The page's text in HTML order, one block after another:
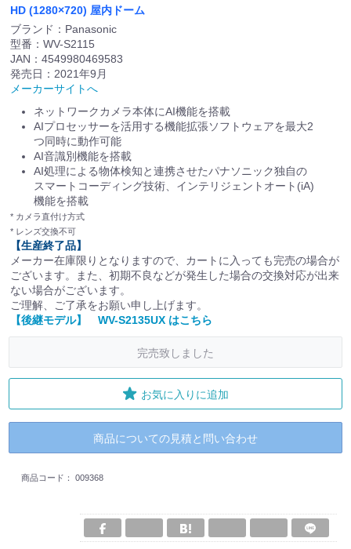
HD (1280×720) 屋内ドーム
ブランド：Panasonic
型番：WV-S2115
JAN：4549980469583
発売日：2021年9月
メーカーサイトへ
ネットワークカメラ本体にAI機能を搭載
AIプロセッサーを活用する機能拡張ソフトウェアを最大2
つ同時に動作可能
AI音識別機能を搭載
AI処理による物体検知と連携させたパナソニック独自の
スマートコーディング技術、インテリジェントオート(iA)
機能を搭載
* カメラ直付け方式
* レンズ交換不可
【生産終了品】
メーカー在庫限りとなりますので、カートに入っても完売の場合が
ございます。また、初期不良などが発生した場合の交換対応が出来
ない場合がございます。
ご理解、ご了承をお願い申し上げます。
【後継モデル】 WV-S2135UX はこちら
完売致しました
お気に入りに追加
商品についての見積と問い合わせ
商品コード： 009368